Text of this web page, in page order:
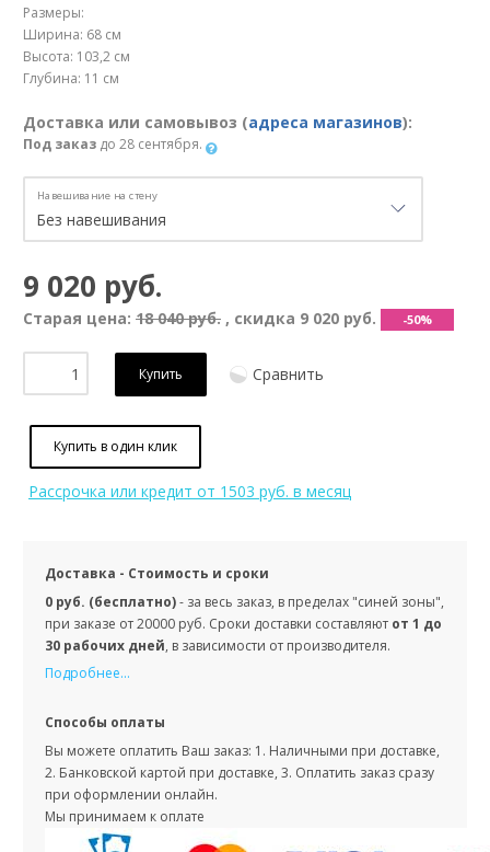
Размеры:
Ширина: 68 см
Высота: 103,2 см
Глубина: 11 см
Доставка или самовывоз (адреса магазинов):
Под заказ до 28 сентября.
Навешивание на стену
9 020 руб.
Старая цена: 18 040 руб. , скидка 9 020 руб. -50%
Купить Сравнить
Купить в один клик
Рассрочка или кредит от 1503 руб. в месяц
Доставка - Стоимость и сроки
0 руб. (бесплатно)- за весь заказ, в пределах "синей зоны",
при заказе от 20000 руб. Сроки доставки составляют от 1 до
30 рабочих дней, в зависимости от производителя.
Подробнее...
Способы оплаты
Вы можете оплатить Ваш заказ: 1. Наличными при доставке,
2. Банковской картой при доставке, 3. Оплатить заказ сразу
при оформлении онлайн.
Мы принимаем к оплате